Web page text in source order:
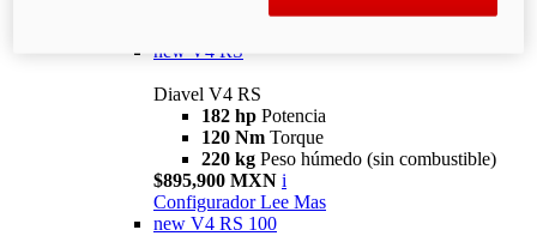
new V4 RS
Diavel V4 RS
182 hp Potencia
120 Nm Torque
220 kg Peso húmedo (sin combustible)
$895,900 MXN i
Configurador Lee Mas
new V4 RS 100